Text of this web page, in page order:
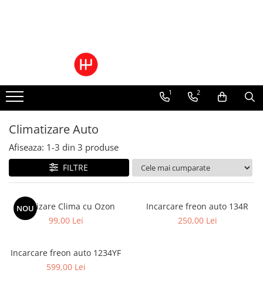
Ulei cutie automata
Filtre cutii automate
1 2
Climatizare Auto
Afiseaza: 1-3 din 3 produse
FILTRE
NOU
Igienizare Clima cu Ozon
99,00 Lei
Incarcare freon auto 134R
250,00 Lei
Incarcare freon auto 1234YF
599,00 Lei